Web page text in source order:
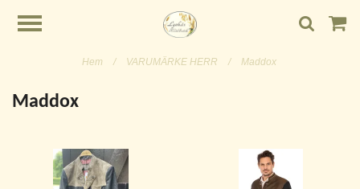
Hem / VARUMÄRKE HERR / Maddox
Maddox